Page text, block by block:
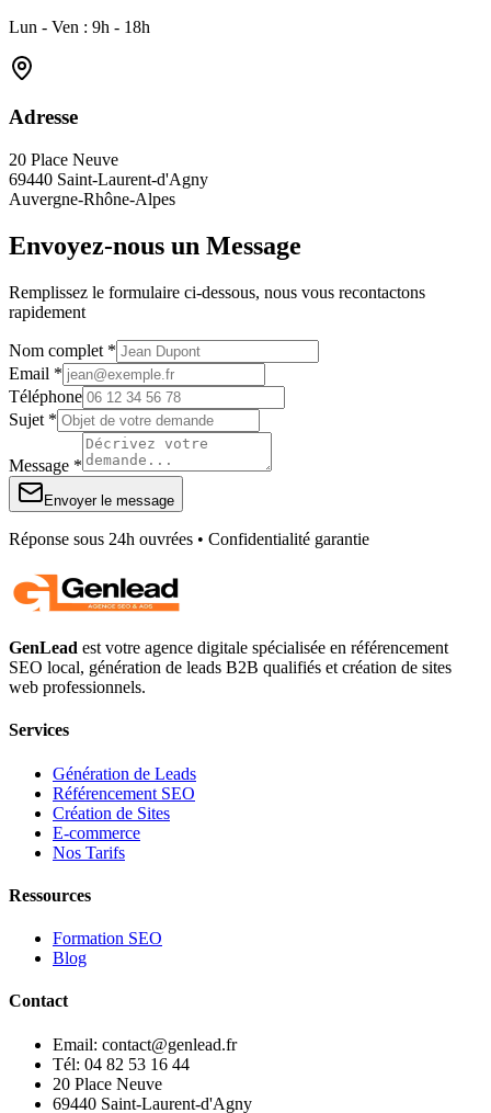
Lun - Ven : 9h - 18h
Adresse
20 Place Neuve
69440 Saint-Laurent-d'Agny
Auvergne-Rhône-Alpes
Envoyez-nous un Message
Remplissez le formulaire ci-dessous, nous vous recontactons
rapidement
Nom complet *
Email *
Téléphone
Sujet *
Message *
Envoyer le message
Réponse sous 24h ouvrées • Confidentialité garantie
GenLead est votre agence digitale spécialisée en référencement
SEO local, génération de leads B2B qualifiés et création de sites
web professionnels.
Services
Génération de Leads
Référencement SEO
Création de Sites
E-commerce
Nos Tarifs
Ressources
Formation SEO
Blog
Contact
Email: contact@genlead.fr
Tél: 04 82 53 16 44
20 Place Neuve
69440 Saint-Laurent-d'Agny